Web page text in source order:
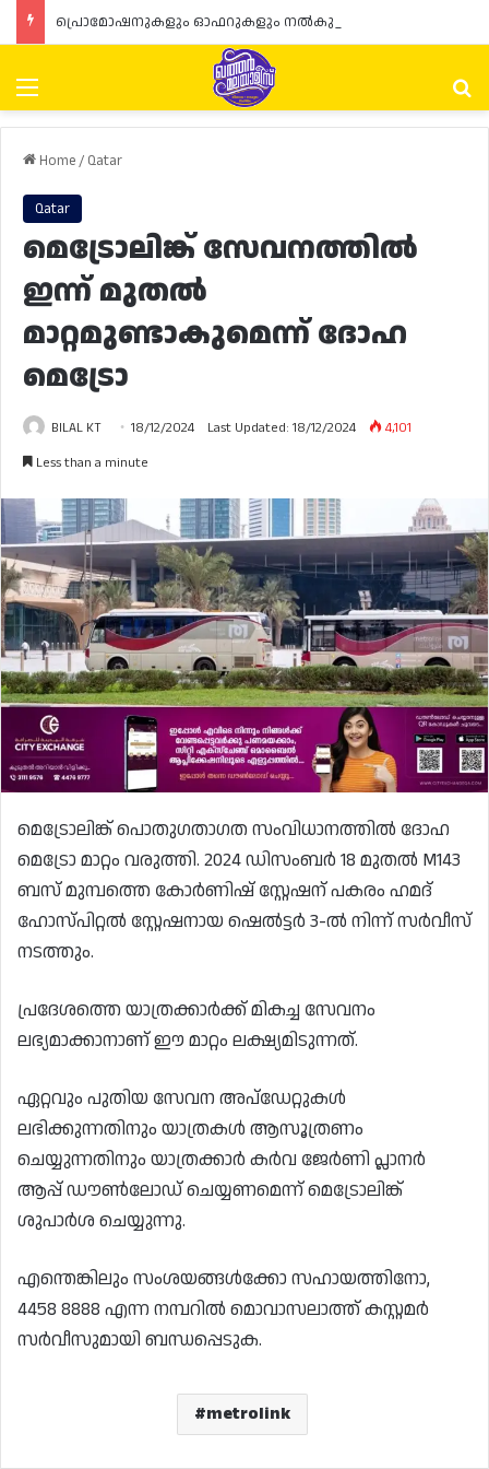
Menu
Home/ Qatar
Qatar
മെട്രോലിങ്ക് സേവനത്തിൽ
ഇന്ന് മുതൽ
മാറ്റമുണ്ടാകുമെന്ന് ദോഹ
മെട്രോ
BILAL KT 18/12/2024 Last Updated: 18/12/2024
4,101
Less than a minute
മെട്രോലിങ്ക് പൊതുഗതാഗത സംവിധാനത്തിൽ ദോഹ
മെട്രോ മാറ്റം വരുത്തി. 2024 ഡിസംബർ 18 മുതൽ M143
ബസ് മുമ്പത്തെ കോർണിഷ് സ്റ്റേഷന് പകരം ഹമദ്
ഹോസ്പിറ്റൽ സ്റ്റേഷനായ ഷെൽട്ടർ 3-ൽ നിന്ന് സർവീസ്
നടത്തും.
പ്രദേശത്തെ യാത്രക്കാർക്ക് മികച്ച സേവനം
ലഭ്യമാക്കാനാണ് ഈ മാറ്റം ലക്ഷ്യമിടുന്നത്.
ഏറ്റവും പുതിയ സേവന അപ്‌ഡേറ്റുകൾ
ലഭിക്കുന്നതിനും യാത്രകൾ ആസൂത്രണം
ചെയ്യുന്നതിനും യാത്രക്കാർ കർവ ജേർണി പ്ലാനർ
ആപ്പ് ഡൗൺലോഡ് ചെയ്യണമെന്ന് മെട്രോലിങ്ക്
ശുപാർശ ചെയ്യുന്നു.
എന്തെങ്കിലും സംശയങ്ങൾക്കോ ​​സഹായത്തിനോ,
4458 8888 എന്ന നമ്പറിൽ മൊവാസലാത്ത് കസ്റ്റമർ
സർവീസുമായി ബന്ധപ്പെടുക.
metrolink